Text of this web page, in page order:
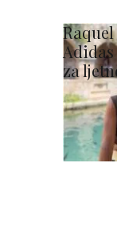
Adidas
za